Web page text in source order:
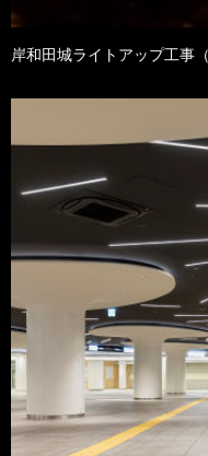
岸和田城ライトアップ工事（